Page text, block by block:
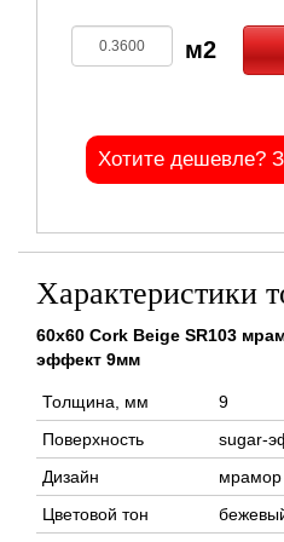
Хотите дешевле?
Характеристики
60x60 Cork Beige SR103
эффект 9мм
Толщина, мм
9
Поверхность
sugar-
Дизайн
мрамор
Цветовой тон